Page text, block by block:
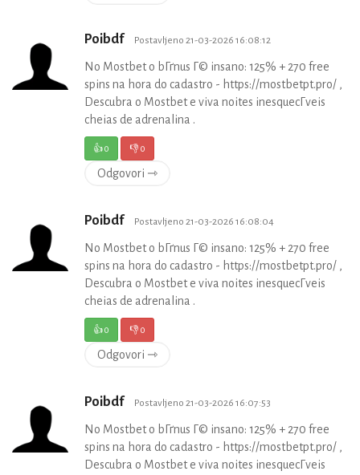
Poibdf Postavljeno 21-03-2026 16:08:12
No Mostbet o bГґnus Г© insano: 125% + 270 free
spins na hora do cadastro - https://mostbetpt.pro/ ,
Descubra o Mostbet e viva noites inesquecГ­veis
cheias de adrenalina .
👍0 👎0
Odgovori ⇾
Poibdf Postavljeno 21-03-2026 16:08:04
No Mostbet o bГґnus Г© insano: 125% + 270 free
spins na hora do cadastro - https://mostbetpt.pro/ ,
Descubra o Mostbet e viva noites inesquecГ­veis
cheias de adrenalina .
👍0 👎0
Odgovori ⇾
Poibdf Postavljeno 21-03-2026 16:07:53
No Mostbet o bГґnus Г© insano: 125% + 270 free
spins na hora do cadastro - https://mostbetpt.pro/ ,
Descubra o Mostbet e viva noites inesquecГ­veis